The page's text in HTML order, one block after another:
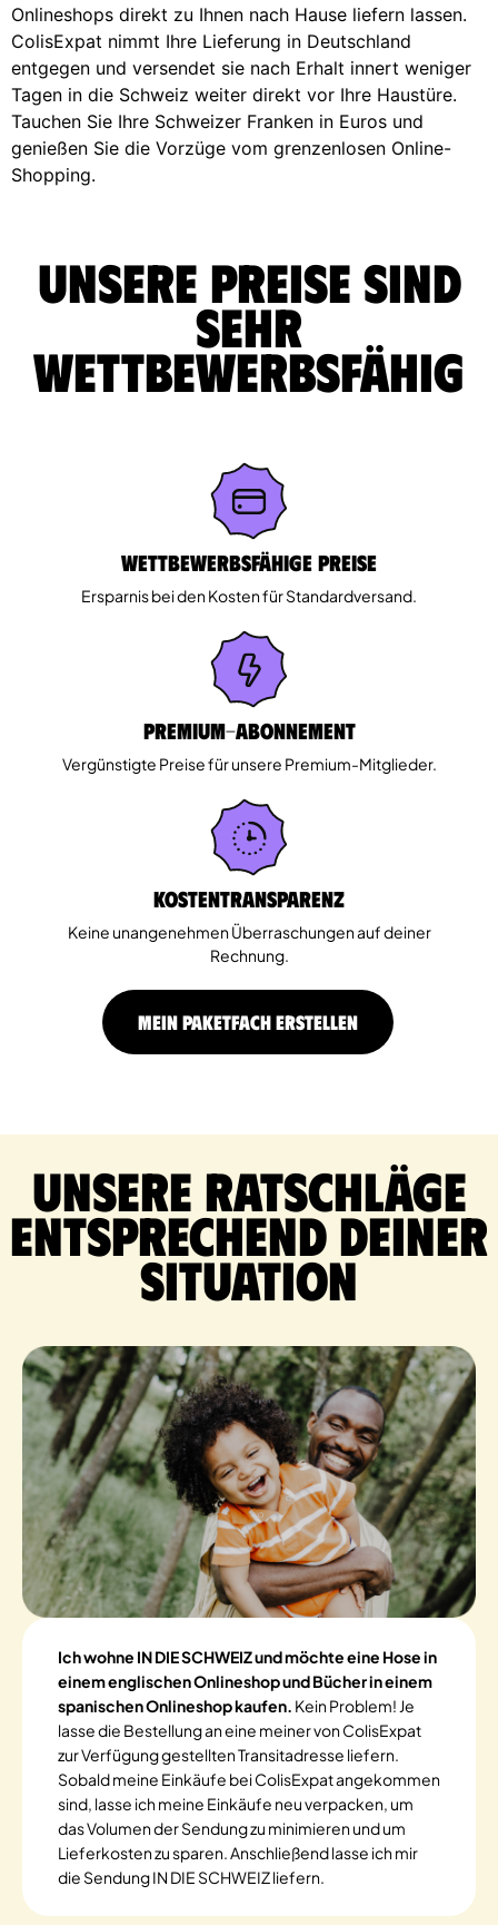
Onlineshops direkt zu Ihnen nach Hause liefern lassen.
ColisExpat nimmt Ihre Lieferung in Deutschland
entgegen und versendet sie nach Erhalt innert weniger
Tagen in die Schweiz weiter direkt vor Ihre Haustüre.
Tauchen Sie Ihre Schweizer Franken in Euros und
genießen Sie die Vorzüge vom grenzenlosen Online-
Shopping.
Unsere Preise sind
sehr
wettbewerbsfähig
Wettbewerbsfähige Preise
Ersparnis bei den Kosten für Standardversand.
Premium-Abonnement
Vergünstigte Preise für unsere Premium-Mitglieder.
Kostentransparenz
Keine unangenehmen Überraschungen auf deiner
Rechnung.
MEIN PAKETFACH ERSTELLEN
Unsere Ratschläge
entsprechend deiner
Situation
Ich wohne IN DIE SCHWEIZ und möchte eine Hose in
einem englischen Onlineshop und Bücher in einem
spanischen Onlineshop kaufen. Kein Problem! Je
lasse die Bestellung an eine meiner von ColisExpat
zur Verfügung gestellten Transitadresse liefern.
Sobald meine Einkäufe bei ColisExpat angekommen
sind, lasse ich meine Einkäufe neu verpacken, um
das Volumen der Sendung zu minimieren und um
Lieferkosten zu sparen. Anschließend lasse ich mir
die Sendung IN DIE SCHWEIZ liefern.